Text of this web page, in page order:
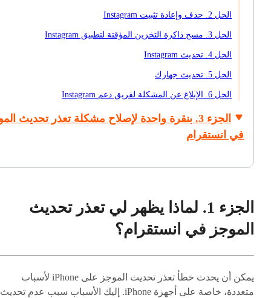
الحل 2. حذف وإعادة تثبيت Instagram
الحل 3. مسح ذاكرة التخزين المؤقتة لتطبيق Instagram
الحل 4. تحديث Instagram
الحل 5. تحديث جهازك
الحل 6. الإبلاغ عن المشكلة لفريق دعم Instagram
الجزء 3. بنقرة واحدة لإصلاح مشكلة تعذر تحديث
في انستقرام
الجزء 1. لماذا يظهر لي تعذر تحديث
الموجز في انستقرام؟
يمكن أن يحدث خطأ تعذر تحديث الموجز على iPhone لأسباب
متعددة، خاصة على أجهزة iPhone. إليك الأسباب سبب عدم تحديث